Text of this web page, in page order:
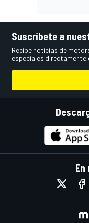
Suscríbete a
Recibe noticias de
especiales directamente
En